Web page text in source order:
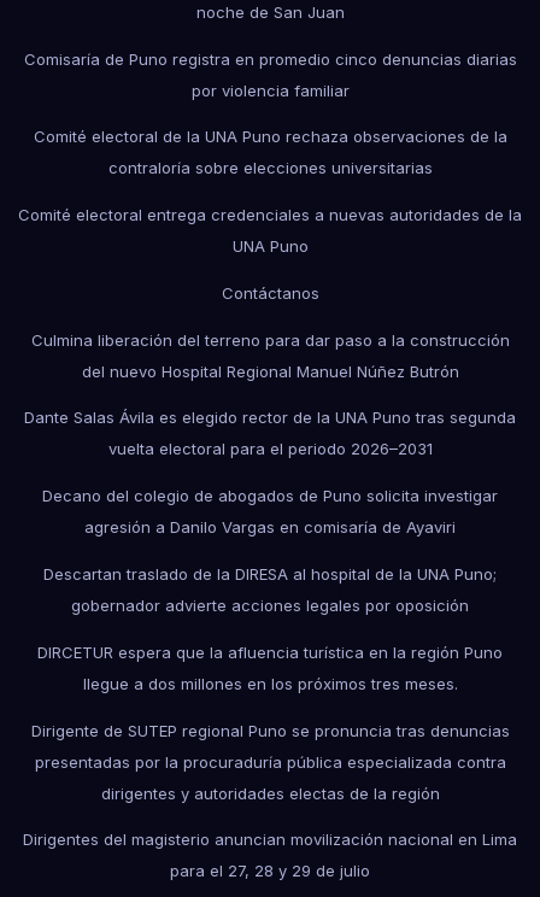
noche de San Juan
Comisaría de Puno registra en promedio cinco denuncias diarias
por violencia familiar
Comité electoral de la UNA Puno rechaza observaciones de la
contraloría sobre elecciones universitarias
Comité electoral entrega credenciales a nuevas autoridades de la
UNA Puno
Contáctanos
Culmina liberación del terreno para dar paso a la construcción
del nuevo Hospital Regional Manuel Núñez Butrón
Dante Salas Ávila es elegido rector de la UNA Puno tras segunda
vuelta electoral para el periodo 2026–2031
Decano del colegio de abogados de Puno solicita investigar
agresión a Danilo Vargas en comisaría de Ayaviri
Descartan traslado de la DIRESA al hospital de la UNA Puno;
gobernador advierte acciones legales por oposición
DIRCETUR espera que la afluencia turística en la región Puno
llegue a dos millones en los próximos tres meses.
Dirigente de SUTEP regional Puno se pronuncia tras denuncias
presentadas por la procuraduría pública especializada contra
dirigentes y autoridades electas de la región
Dirigentes del magisterio anuncian movilización nacional en Lima
para el 27, 28 y 29 de julio